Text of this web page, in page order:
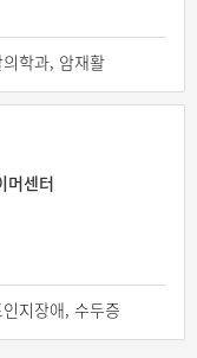
학과, 암재활
머센터
지장애, 수두증